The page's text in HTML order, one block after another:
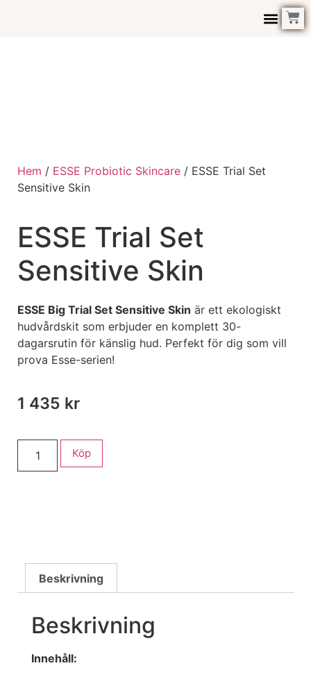
Hem / ESSE Probiotic Skincare / ESSE Trial Set
Sensitive Skin
ESSE Trial Set
Sensitive Skin
ESSE Big Trial Set Sensitive Skin är ett ekologiskt
hudvårdskit som erbjuder en komplett 30-
dagarsrutin för känslig hud. Perfekt för dig som vill
prova Esse-serien!
1 435 kr
Köp
Beskrivning
Beskrivning
Innehåll: